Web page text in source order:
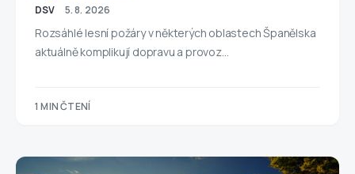
DSV 5. 8. 2026
Rozsáhlé lesní požáry v některých oblastech Španělska
aktuálně komplikují dopravu a provoz…
1 MIN ČTENÍ